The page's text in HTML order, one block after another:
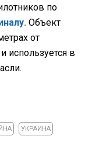
по
Объект
от
используется в
УКРАИНА